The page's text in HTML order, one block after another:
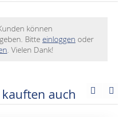
können
Bitte einloggen oder
. Vielen Dank!
auch